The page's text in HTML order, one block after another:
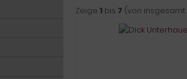
Zeige 1 bis 7 (von insgesamt